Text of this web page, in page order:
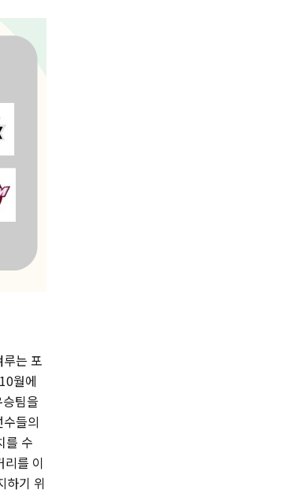
는 포
월에
팀을
들의
를 수
리를 이
하기 위